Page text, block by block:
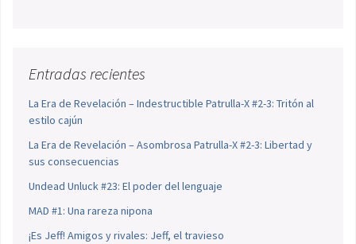
Entradas recientes
La Era de Revelación – Indestructible Patrulla-X #2-3: Tritón al
estilo cajún
La Era de Revelación – Asombrosa Patrulla-X #2-3: Libertad y
sus consecuencias
Undead Unluck #23: El poder del lenguaje
MAD #1: Una rareza nipona
¡Es Jeff! Amigos y rivales: Jeff, el travieso